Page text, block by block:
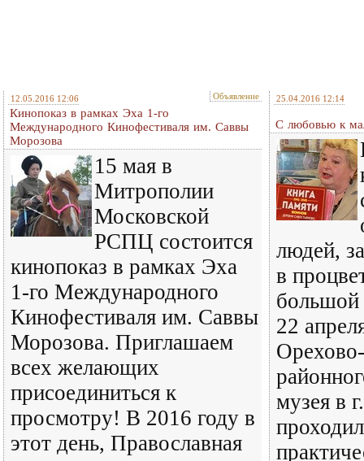
12.05.2016 12:06 Объявление
Кинопоказ в рамках Эха 1-го
Международного Кинофестиваля им. Саввы
Морозова
15 мая в
Митрополии
Московской
РСПЦ состоится
кинопоказ в рамках Эха
1-го Международного
Кинофестиваля им. Саввы
Морозова. Приглашаем
всех желающих
присоединиться к
просмотру! В 2016 году в
этот день, Православная
25.04.2016 12:14
С любовью к
людей,
в
22
музея в